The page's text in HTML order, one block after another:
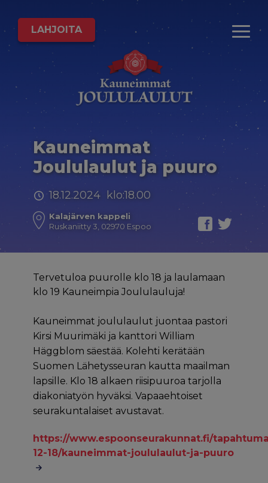
LAHJOITA
Kauneimmat
Joululaulut ja puuro
18.12.2024 klo:18.00
Kalajärven kappeli
Ruskaniitty 3, 02970 Espoo
Tervetuloa puurolle klo 18 ja laulamaan
klo 19 Kauneimpia Joululauluja!
Kauneimmat joululaulut juontaa pastori
Kirsi Muurimäki ja kanttori William
Häggblom säestää. Kolehti kerätään
Suomen Lähetysseuran kautta maailman
lapsille. Klo 18 alkaen riisipuuroa tarjolla
diakoniatyön hyväksi. Vapaaehtoiset
seurakuntalaiset avustavat.
https://www.espoonseurakunnat.fi/
12-18/kauneimmat-joululaulut-ja-puuro